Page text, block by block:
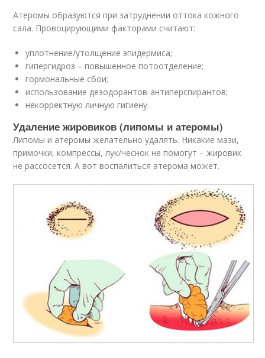
Атеромы образуются при затруднении оттока кожного
сала. Провоцирующими факторами считают:
уплотнение/утолщение эпидермиса;
гипергидроз – повышенное потоотделение;
гормональные сбои;
использование дезодорантов-антиперспирантов;
некорректную личную гигиену.
Удаление жировиков (липомы и атеромы)
Липомы и атеромы желательно удалять. Никакие мази,
примочки, компрессы, лук/чеснок не помогут – жировик
не рассосется. А вот воспалиться атерома может.